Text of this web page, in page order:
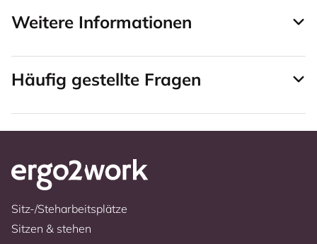
Weitere Informationen
Häufig gestellte Fragen
Sitz-/Steharbeitsplätze
Sitzen & stehen